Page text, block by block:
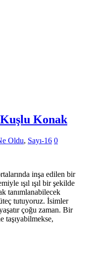
Konak
Oldu, Sayı-16 0
inşa edilen bir
ışıl ışıl bir şekilde
tanımlanabilecek
tutuyoruz. İsimler
çoğu zaman. Bir
taşıyabilmekse,